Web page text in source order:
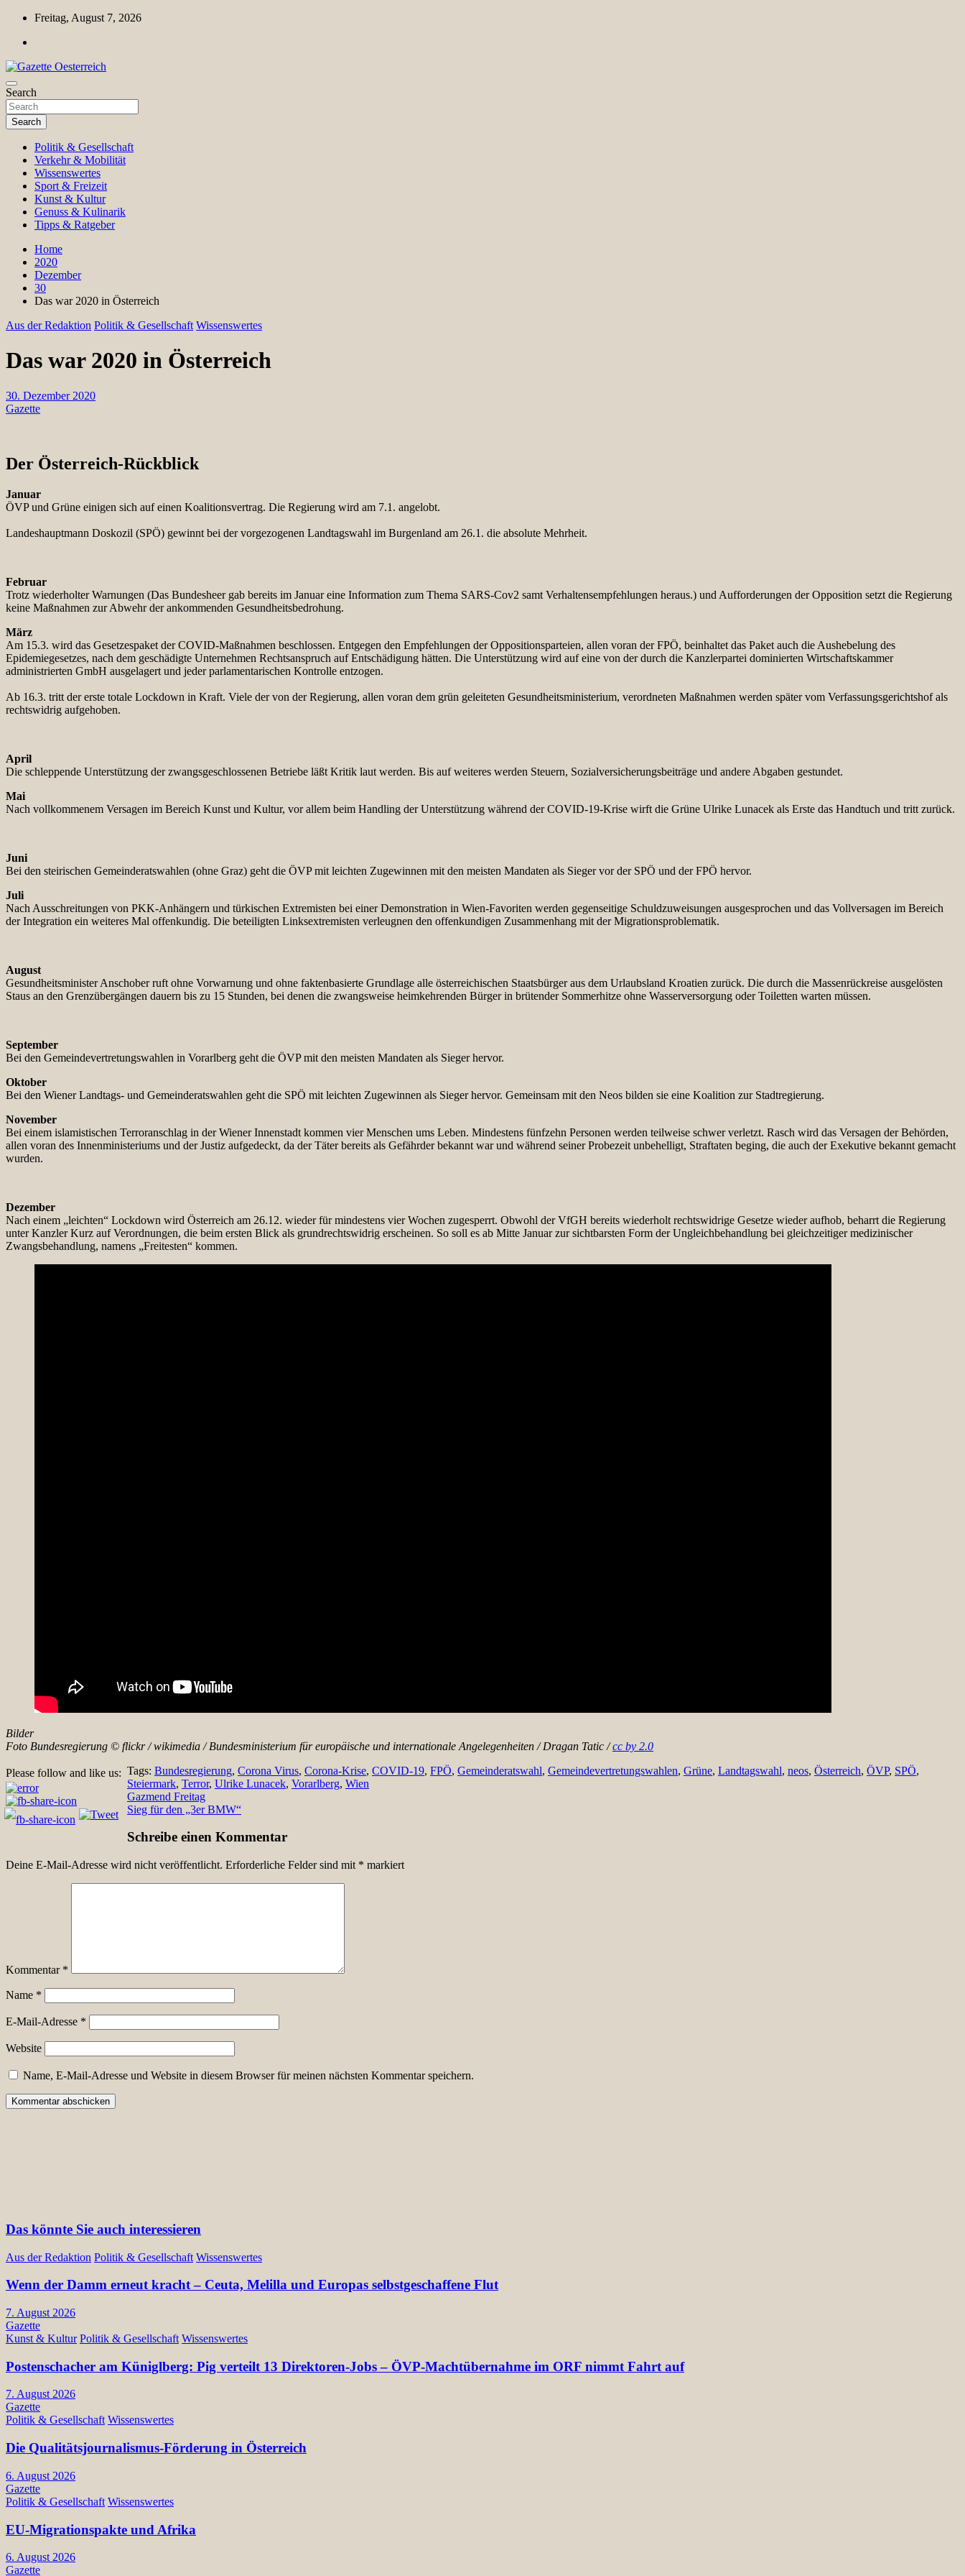
Skip
content
Freitag, August 7, 2026
Gazette Oesterreich
Magazin für Freizeit, Politik, Kultur & Wissenschaft
Search
Search
Politik & Gesellschaft
Verkehr & Mobilität
Wissenswertes
Sport & Freizeit
Kunst & Kultur
Genuss & Kulinarik
Tipps & Ratgeber
Home
2020
Dezember
30
Das war 2020 in Österreich
Aus der Redaktion Politik & Gesellschaft Wissenswertes
Das war 2020 in Österreich
30. Dezember 2020
Gazette
Der Österreich-Rückblick
Januar
ÖVP und Grüne einigen sich auf einen Koalitionsvertrag. Die Regierung wird am 7.1. angelobt.
Landeshauptmann Doskozil (SPÖ) gewinnt bei der vorgezogenen Landtagswahl im Burgenland am 26.1. die absolute Mehrheit.
Februar
Trotz wiederholter Warnungen (Das Bundesheer gab bereits im Januar eine Information zum Thema SARS-Cov2 samt Verhaltensempfehlungen heraus.) und Aufforderungen der Opposition setzt die Regierung
keine Maßnahmen zur Abwehr der ankommenden Gesundheitsbedrohung.
März
Am 15.3. wird das Gesetzespaket der COVID-Maßnahmen beschlossen. Entgegen den Empfehlungen der Oppositionsparteien, allen voran der FPÖ, beinhaltet das Paket auch die Aushebelung des
Epidemiegesetzes, nach dem geschädigte Unternehmen Rechtsanspruch auf Entschädigung hätten. Die Unterstützung wird auf eine von der durch die Kanzlerpartei dominierten Wirtschaftskammer
administrierten GmbH ausgelagert und jeder parlamentarischen Kontrolle entzogen.
Ab 16.3. tritt der erste totale Lockdown in Kraft. Viele der von der Regierung, allen voran dem grün geleiteten Gesundheitsministerium, verordneten Maßnahmen werden später vom Verfassungsgerichtshof als
rechtswidrig aufgehoben.
April
Die schleppende Unterstützung der zwangsgeschlossenen Betriebe läßt Kritik laut werden. Bis auf weiteres werden Steuern, Sozialversicherungsbeiträge und andere Abgaben gestundet.
Mai
Nach vollkommenem Versagen im Bereich Kunst und Kultur, vor allem beim Handling der Unterstützung während der COVID-19-Krise wirft die Grüne Ulrike Lunacek als Erste das Handtuch und tritt zurück.
Juni
Bei den steirischen Gemeinderatswahlen (ohne Graz) geht die ÖVP mit leichten Zugewinnen mit den meisten Mandaten als Sieger vor der SPÖ und der FPÖ hervor.
Juli
Nach Ausschreitungen von PKK-Anhängern und türkischen Extremisten bei einer Demonstration in Wien-Favoriten werden gegenseitige Schuldzuweisungen ausgesprochen und das Vollversagen im Bereich
der Integration ein weiteres Mal offenkundig. Die beteiligten Linksextremisten verleugnen den offenkundigen Zusammenhang mit der Migrationsproblematik.
August
Gesundheitsminister Anschober ruft ohne Vorwarnung und ohne faktenbasierte Grundlage alle österreichischen Staatsbürger aus dem Urlaubsland Kroatien zurück. Die durch die Massenrückreise ausgelösten
Staus an den Grenzübergängen dauern bis zu 15 Stunden, bei denen die zwangsweise heimkehrenden Bürger in brütender Sommerhitze ohne Wasserversorgung oder Toiletten warten müssen.
September
Bei den Gemeindevertretungswahlen in Vorarlberg geht die ÖVP mit den meisten Mandaten als Sieger hervor.
Oktober
Bei den Wiener Landtags- und Gemeinderatswahlen geht die SPÖ mit leichten Zugewinnen als Sieger hervor. Gemeinsam mit den Neos bilden sie eine Koalition zur Stadtregierung.
November
Bei einem islamistischen Terroranschlag in der Wiener Innenstadt kommen vier Menschen ums Leben. Mindestens fünfzehn Personen werden teilweise schwer verletzt. Rasch wird das Versagen der Behörden,
allen voran des Innenministeriums und der Justiz aufgedeckt, da der Täter bereits als Gefährder bekannt war und während seiner Probezeit unbehelligt, Straftaten beging, die auch der Exekutive bekannt gemacht
wurden.
Dezember
Nach einem „leichten“ Lockdown wird Österreich am 26.12. wieder für mindestens vier Wochen zugesperrt. Obwohl der VfGH bereits wiederholt rechtswidrige Gesetze wieder aufhob, beharrt die Regierung
unter Kanzler Kurz auf Verordnungen, die beim ersten Blick als grundrechtswidrig erscheinen. So soll es ab Mitte Januar zur sichtbarsten Form der Ungleichbehandlung bei gleichzeitiger medizinischer
Zwangsbehandlung, namens „Freitesten“ kommen.
Bilder
Foto Bundesregierung © flickr / wikimedia / Bundesministerium für europäische und internationale Angelegenheiten /Dragan Tatic /cc by 2.0
Please follow and like us: Tags: Bundesregierung, Corona Virus, Corona-Krise, COVID-19, FPÖ, Gemeinderatswahl, Gemeindevertretungswahlen, Grüne, Landtagswahl, neos, Österreich, ÖVP, SPÖ,
Steiermark, Terror, Ulrike Lunacek, Vorarlberg, Wien
BeitragsnavigationGazmend Freitag
Sieg für den „3er BMW“
Schreibe einen Kommentar
Deine E-Mail-Adresse wird nicht veröffentlicht. Erforderliche Felder sind mit * markiert
Kommentar *
Name *
E-Mail-Adresse *
Website
Name, E-Mail-Adresse und Website in diesem Browser für meinen nächsten Kommentar speichern.
Das könnte Sie auch interessieren
Aus der Redaktion Politik & Gesellschaft Wissenswertes
Wenn der Damm erneut kracht – Ceuta, Melilla und Europas selbstgeschaffene Flut
7. August 2026
Gazette
Kunst & Kultur Politik & Gesellschaft Wissenswertes
Postenschacher am Küniglberg: Pig verteilt 13 Direktoren-Jobs – ÖVP-Machtübernahme im ORF nimmt Fahrt auf
7. August 2026
Gazette
Politik & Gesellschaft Wissenswertes
Die Qualitätsjournalismus-Förderung in Österreich
6. August 2026
Gazette
Politik & Gesellschaft Wissenswertes
EU-Migrationspakte und Afrika
6. August 2026
Gazette